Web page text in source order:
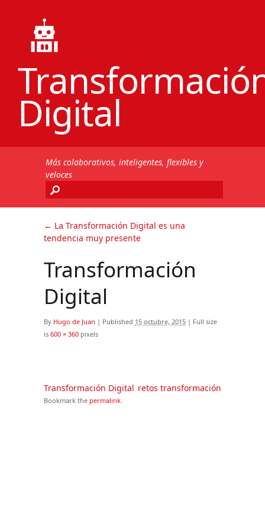
Digital
Más colaborativos, inteligentes, flexibles y
veloces
← La Transformación Digital es una
tendencia muy presente
Transformación
Digital
By Hugo de Juan | Published 15 octubre, 2015 | Full size
is 600 × 360 pixels
Transformación Digital retos transformación
Bookmark the permalink